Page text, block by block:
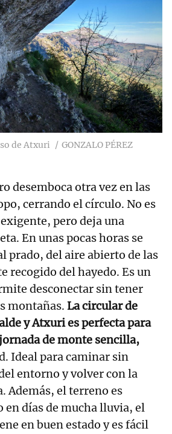
de Atxuri
GONZALO PÉREZ
desemboca otra vez en las
cerrando el círculo. No es
pero deja una
En unas pocas horas se
prado, del aire abierto de las
recogido del hayedo. Es un
desconectar sin tener
montañas. La circular de
y Atxuri es perfecta para
de monte sencilla,
Ideal para caminar sin
entorno y volver con la
Además, el terreno es
en días de mucha lluvia, el
en buen estado y es fácil